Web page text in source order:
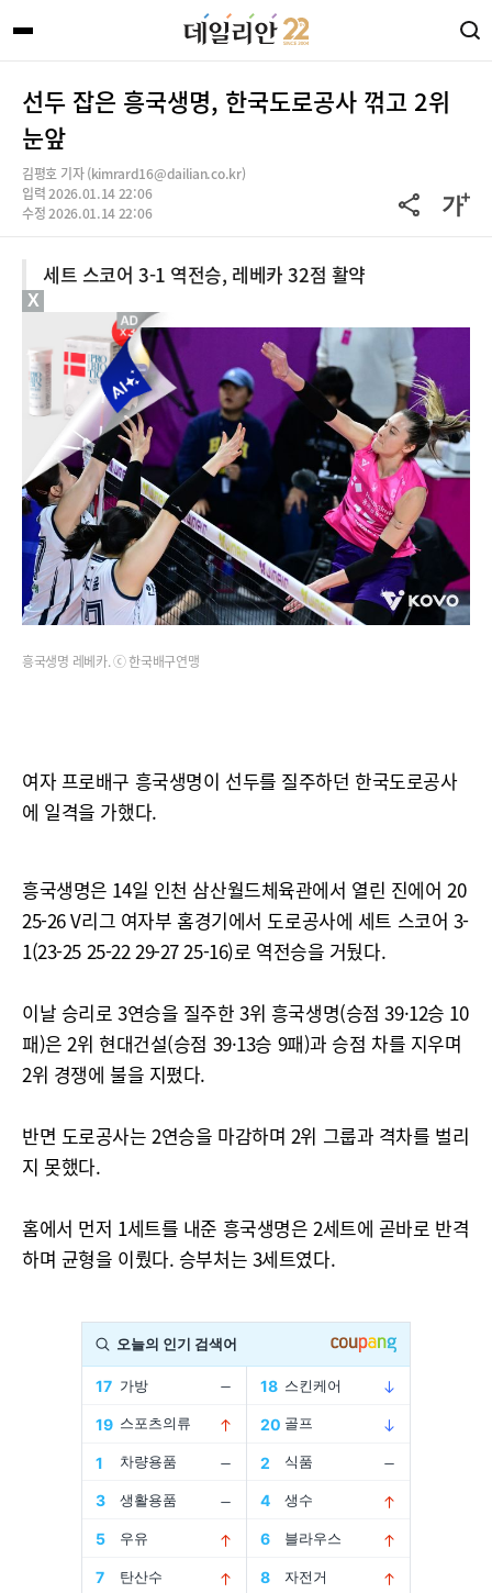
선두 잡은 흥국생명, 한국도로공사 꺾고 2위
눈앞
김평호 기자 (kimrard16@dailian.co.kr)
입력 2026.01.14 22:06
수정 2026.01.14 22:06
세트 스코어 3-1 역전승, 레베카 32점 활약
흥국생명 레베카. ⓒ 한국배구연맹
여자 프로배구 흥국생명이 선두를 질주하던 한국도로공사
에 일격을 가했다.
흥국생명은 14일 인천 삼산월드체육관에서 열린 진에어 20
25-26 V리그 여자부 홈경기에서 도로공사에 세트 스코어 3-
1(23-25 25-22 29-27 25-16)로 역전승을 거뒀다.
이날 승리로 3연승을 질주한 3위 흥국생명(승점 39·12승 10
패)은 2위 현대건설(승점 39·13승 9패)과 승점 차를 지우며
2위 경쟁에 불을 지폈다.
반면 도로공사는 2연승을 마감하며 2위 그룹과 격차를 벌리
지 못했다.
홈에서 먼저 1세트를 내준 흥국생명은 2세트에 곧바로 반격
하며 균형을 이뤘다. 승부처는 3세트였다.
X